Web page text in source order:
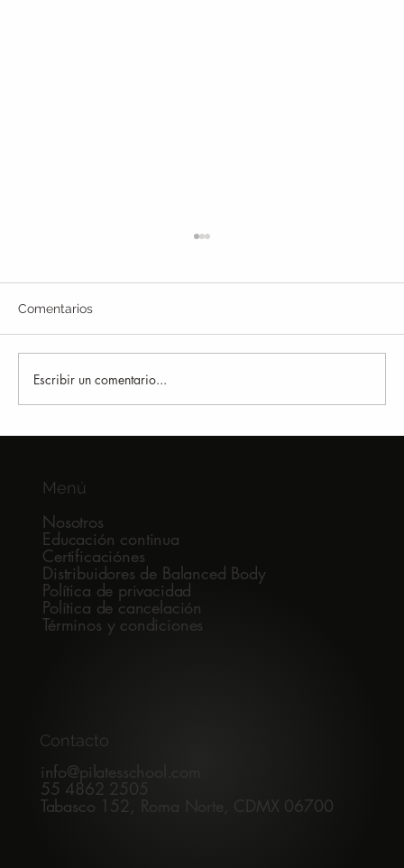
Comentarios
Escribir un comentario...
Menú
Nosotros
Educación continua
Certificaciónes
Distribuidores de Balanced Body
Política de privacidad
Política de cancelación
Términos y condiciones
Contacto
info@pilatesschool.com
55 4862 2505
Tabasco 152, Roma Norte, CDMX 06700